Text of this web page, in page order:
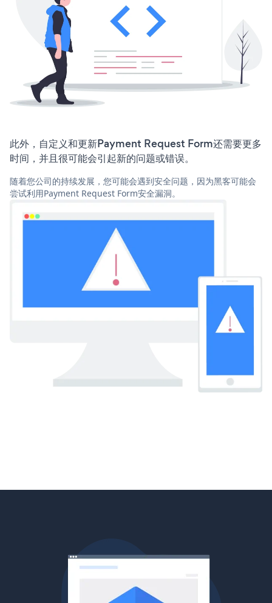
此外，自定义和更新Payment Request Form还需要更多
时间，并且很可能会引起新的问题或错误。
随着您公司的持续发展，您可能会遇到安全问题，因为黑客可能会
尝试利用Payment Request Form安全漏洞。